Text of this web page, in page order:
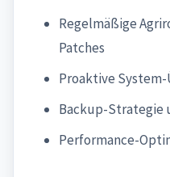
Regelmäßige
Patches
Proaktive
Backup-Strategie
Performance-